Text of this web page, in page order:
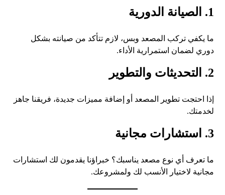
1. الصيانة الدورية
ما يكفي تركب المصعد وبس، لازم تتأكد من صيانته بشكل
دوري لضمان استمرارية الأداء.
2. التحديثات والتطوير
إذا احتجت تطوير المصعد أو إضافة مميزات جديدة، فريقنا جاهز
لخدمتك.
3. استشارات مجانية
ما تعرف أي نوع مصعد يناسبك؟ خبراؤنا يقدمون لك استشارات
مجانية لاختيار الأنسب لك ولمشروعك.